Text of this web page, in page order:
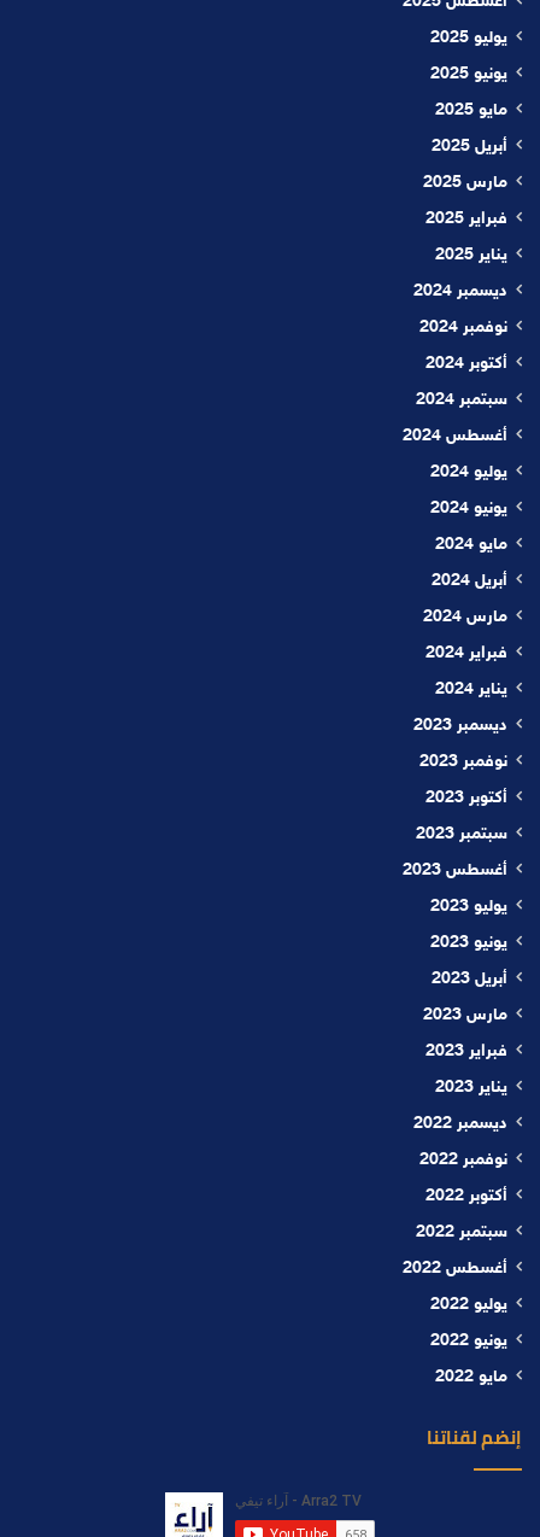
يوليو 2025
يونيو 2025
مايو 2025
أبريل 2025
مارس 2025
فبراير 2025
يناير 2025
ديسمبر 2024
نوفمبر 2024
أكتوبر 2024
سبتمبر 2024
أغسطس 2024
يوليو 2024
يونيو 2024
مايو 2024
أبريل 2024
مارس 2024
فبراير 2024
يناير 2024
ديسمبر 2023
نوفمبر 2023
أكتوبر 2023
سبتمبر 2023
أغسطس 2023
يوليو 2023
يونيو 2023
أبريل 2023
مارس 2023
فبراير 2023
يناير 2023
ديسمبر 2022
نوفمبر 2022
أكتوبر 2022
سبتمبر 2022
أغسطس 2022
يوليو 2022
يونيو 2022
مايو 2022
إنضم لقناتنا